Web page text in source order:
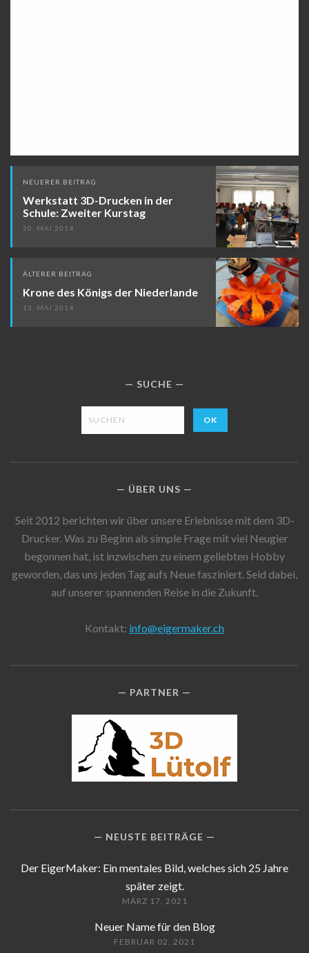
Beitragsnavigation
NEUERER BEITRAG
Werkstatt 3D-Drucken in der
Schule: Zweiter Kurstag
20. MAI 2014
ÄLTERER BEITRAG
Krone des Königs der Niederlande
13. MAI 2014
SUCHE
ÜBER UNS
Seit 2012 berichten wir über unsere Erlebnisse mit dem 3D-
Drucker. Was zu Beginn als simple Frage mit viel Neugier
begonnen hat, ist inzwischen zu einem geliebten Hobby
geworden, das uns jeden Tag aufs Neue fasziniert. Seid dabei,
auf unserer spannenden Reise in die Zukunft.
Kontakt: info@eigermaker.ch
PARTNER
NEUSTE BEITRÄGE
Der EigerMaker: Ein mentales Bild, welches sich 25 Jahre
später zeigt.
MÄRZ 17, 2021
Neuer Name für den Blog
FEBRUAR 02, 2021